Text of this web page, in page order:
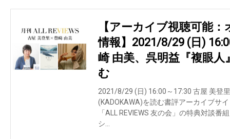
【アーカイブ視聴可能
情報】2021/8/29 (日)
崎 由美、呉明益『複眼人
む
2021/8/29 (日) 16:00～17:30 古屋 美登
(KADOKAWA)を読む書評アーカイブサ
「ALL REVIEWS 友の会」の特典対談番
シ…